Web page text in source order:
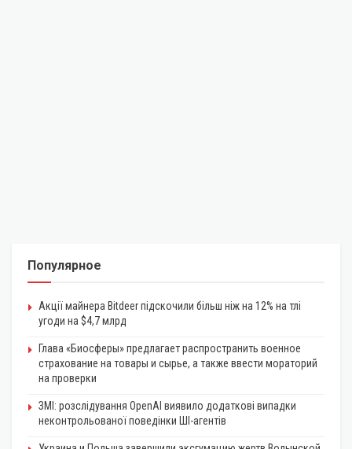
Популярное
Акції майнера Bitdeer підскочили більш ніж на 12% на тлі
угоди на $4,7 млрд
Глава «Биосферы» предлагает распространить военное
страхование на товары и сырье, а также ввести мораторий
на проверки
ЗМІ: розслідування OpenAI виявило додаткові випадки
неконтрольованої поведінки ШІ-агентів